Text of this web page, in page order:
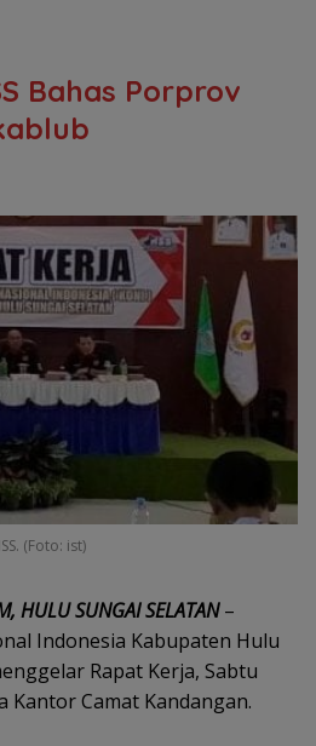
Bahas Porprov
(Foto: ist)
HULU SUNGAI SELATAN–
Indonesia Kabupaten Hulu
Rapat Kerja, Sabtu
Kantor Camat Kandangan.